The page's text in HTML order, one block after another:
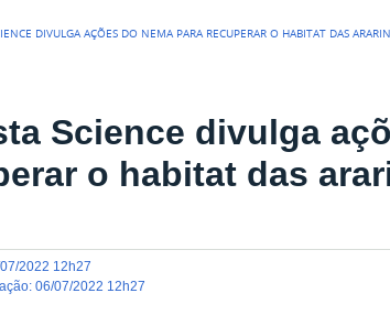
DIVULGA AÇÕES DO NEMA PARA RECUPERAR O HABITAT DAS
Science divulga
o habitat das
2022 12h27
:06/07/2022 12h27